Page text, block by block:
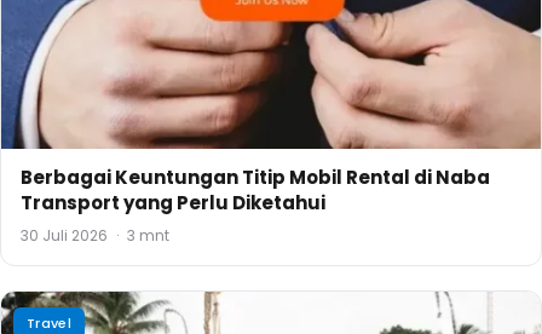
Berbagai Keuntungan Titip Mobil Rental di Naba
Transport yang Perlu Diketahui
30 Juli 2026 · 3 mnt
Travel